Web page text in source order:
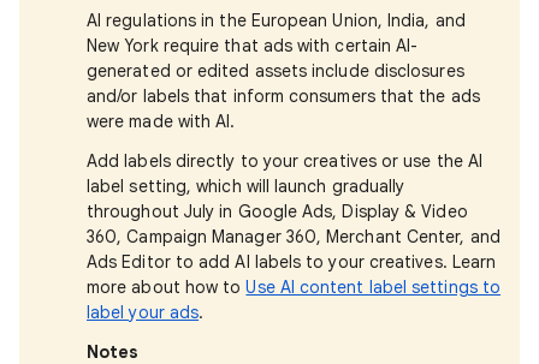
AI regulations in the European Union, India, and
New York require that ads with certain AI-
generated or edited assets include disclosures
and/or labels that inform consumers that the ads
were made with AI.
Add labels directly to your creatives or use the AI
label setting, which will launch gradually
throughout July in Google Ads, Display & Video
360, Campaign Manager 360, Merchant Center, and
Ads Editor to add AI labels to your creatives. Learn
more about how toUse AI content label settings to
label your ads.
Notes